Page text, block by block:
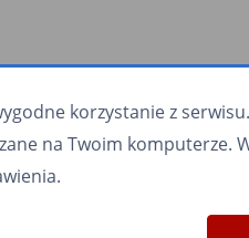
korzystanie z
na Twoim komputerze.